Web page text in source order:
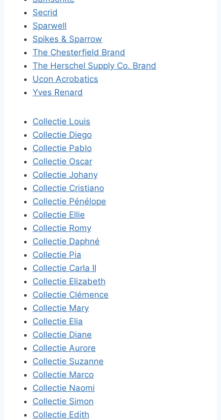
Secrid
Sparwell
Spikes & Sparrow
The Chesterfield Brand
The Herschel Supply Co. Brand
Ucon Acrobatics
Yves Renard
Collectie Louis
Collectie Diego
Collectie Pablo
Collectie Oscar
Collectie Johany
Collectie Cristiano
Collectie Pénélope
Collectie Ellie
Collectie Romy
Collectie Daphné
Collectie Pia
Collectie Carla II
Collectie Elizabeth
Collectie Clémence
Collectie Mary
Collectie Elia
Collectie Diane
Collectie Aurore
Collectie Suzanne
Collectie Marco
Collectie Naomi
Collectie Simon
Collectie Edith